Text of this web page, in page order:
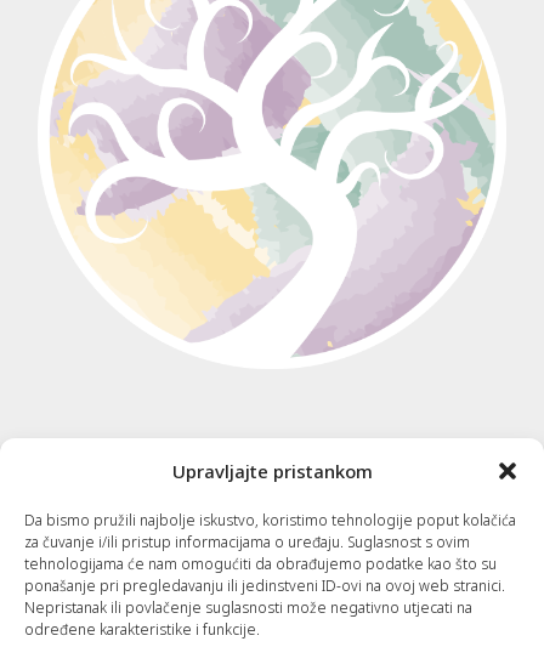
Upravljajte pristankom
Da bismo pružili najbolje iskustvo, koristimo tehnologije poput kolačića
za čuvanje i/ili pristup informacijama o uređaju. Suglasnost s ovim
tehnologijama će nam omogućiti da obrađujemo podatke kao što su
ponašanje pri pregledavanju ili jedinstveni ID-ovi na ovoj web stranici.
Nepristanak ili povlačenje suglasnosti može negativno utjecati na
određene karakteristike i funkcije.
Korisne informacije
Kontakt
Cjenik